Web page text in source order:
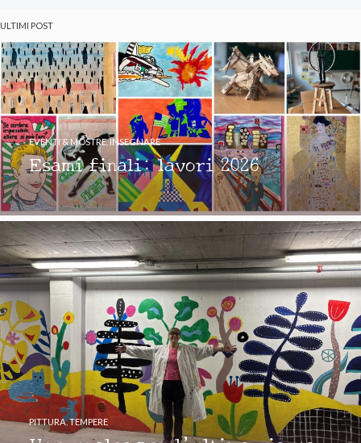
ULTIMI POST
Esami finali: lavori 2026
EVENTI & MOSTRE,INSEGNARE
PITTURA,TEMPERE